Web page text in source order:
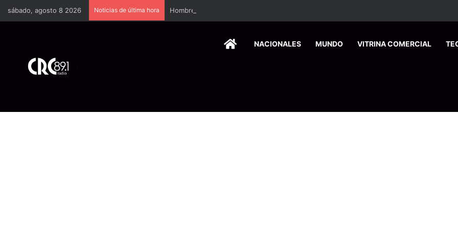
sábado, agosto 8 2026 Noticias de última hora Hombres encapuchados ingresan a hospital de Nicoya y matan a paciente a balazos
HOMENACIONALES MUNDO VITRINA COMERCIAL